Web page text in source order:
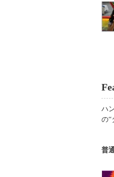
ハ
の“
普